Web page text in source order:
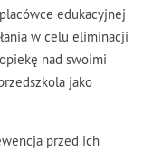
edukacyjnej
w celu eliminacji
nad swoimi
jako
przed ich